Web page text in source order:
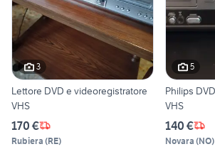
3
Lettore DVD e videoregistratore
VHS
170 €
Rubiera (RE)
5
Philips
VHS
140 €
Novara (NO)